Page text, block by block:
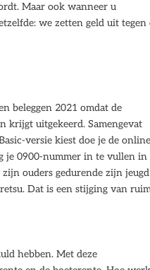
Maar ook wanneer u
we zetten geld uit tegen
beleggen 2021 omdat de
krijgt uitgekeerd. Samengevat
versie kiest doe je de online
je 0900-nummer in te vullen in
ouders gedurende zijn jeugd
Dat is een stijging van
hebben. Met deze